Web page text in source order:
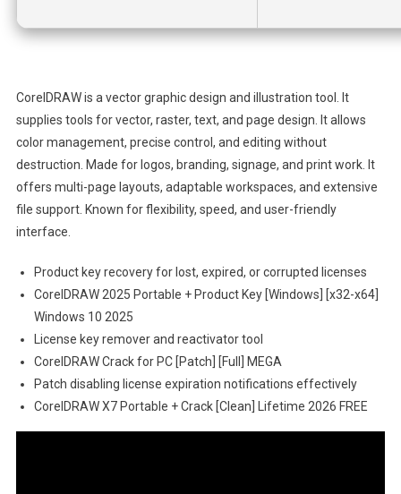
CorelDRAW is a vector graphic design and illustration tool. It
supplies tools for vector, raster, text, and page design. It allows
color management, precise control, and editing without
destruction. Made for logos, branding, signage, and print work. It
offers multi-page layouts, adaptable workspaces, and extensive
file support. Known for flexibility, speed, and user-friendly
interface.
Product key recovery for lost, expired, or corrupted licenses
CorelDRAW 2025 Portable + Product Key [Windows] [x32-x64]
Windows 10 2025
License key remover and reactivator tool
CorelDRAW Crack for PC [Patch] [Full] MEGA
Patch disabling license expiration notifications effectively
CorelDRAW X7 Portable + Crack [Clean] Lifetime 2026 FREE